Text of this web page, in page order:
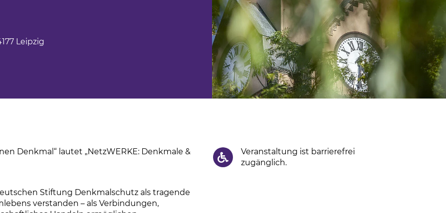
Leipzig
Denkmal“ lautet „NetzWERKE: Denkmale &
Stiftung Denkmalschutz als tragende
verstanden – als Verbindungen,
Veranstaltung ist barrierefrei
zugänglich.